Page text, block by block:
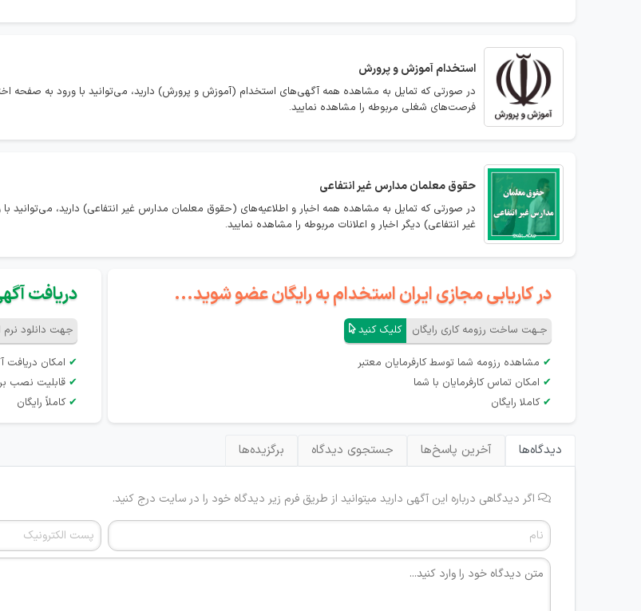
استخدامآموزش و پرورش
در صورتی که تمایل به مشاهده همه آگهی‌های استخدام (آموزش و پرورش) دارید، می‌توانید با ورود به
فرصت‌های شغلی مربوطه را مشاهده نمایید.
حقوق معلمان مدارس غیر انتفاعی
در صورتی که تمایل به مشاهده همه اخبار و اطلاعیه‌های (حقوق معلمان مدارس غیر انتفاعی) دارید،
غیر انتفاعی) دیگر اخبار و اعلانات مربوطه را مشاهده نمایید.
در کاریابی مجازی ایران استخدام به رایگان عضو شوید...
جـهت ساخت رزومه کاری رایگان کلیک کنید
✔ مشاهده رزومه شما توسط کارفرمایان معتبر
✔ امکان تماس کارفرمایان با شما
✔ کاملا رایگان
دریافت
جهت دانلود نرم
✔ امکان
✔ قابلیت نصب
✔ کاملاً رایگان
دیدگاه‌ها آخرین پاسخ‌ها جستجوی دیدگاه برگزیده‌ها
اگر دیدگاهی درباره این آگهی دارید میتوانید از طریق فرم زیر دیدگاه خود را در سایت درج کنید.